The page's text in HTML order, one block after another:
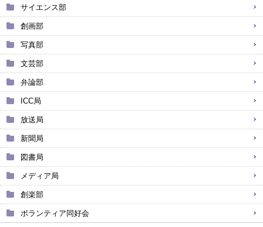
サイエンス部
創画部
写真部
文芸部
弁論部
ICC局
放送局
新聞局
図書局
メディア局
創楽部
ボランティア同好会